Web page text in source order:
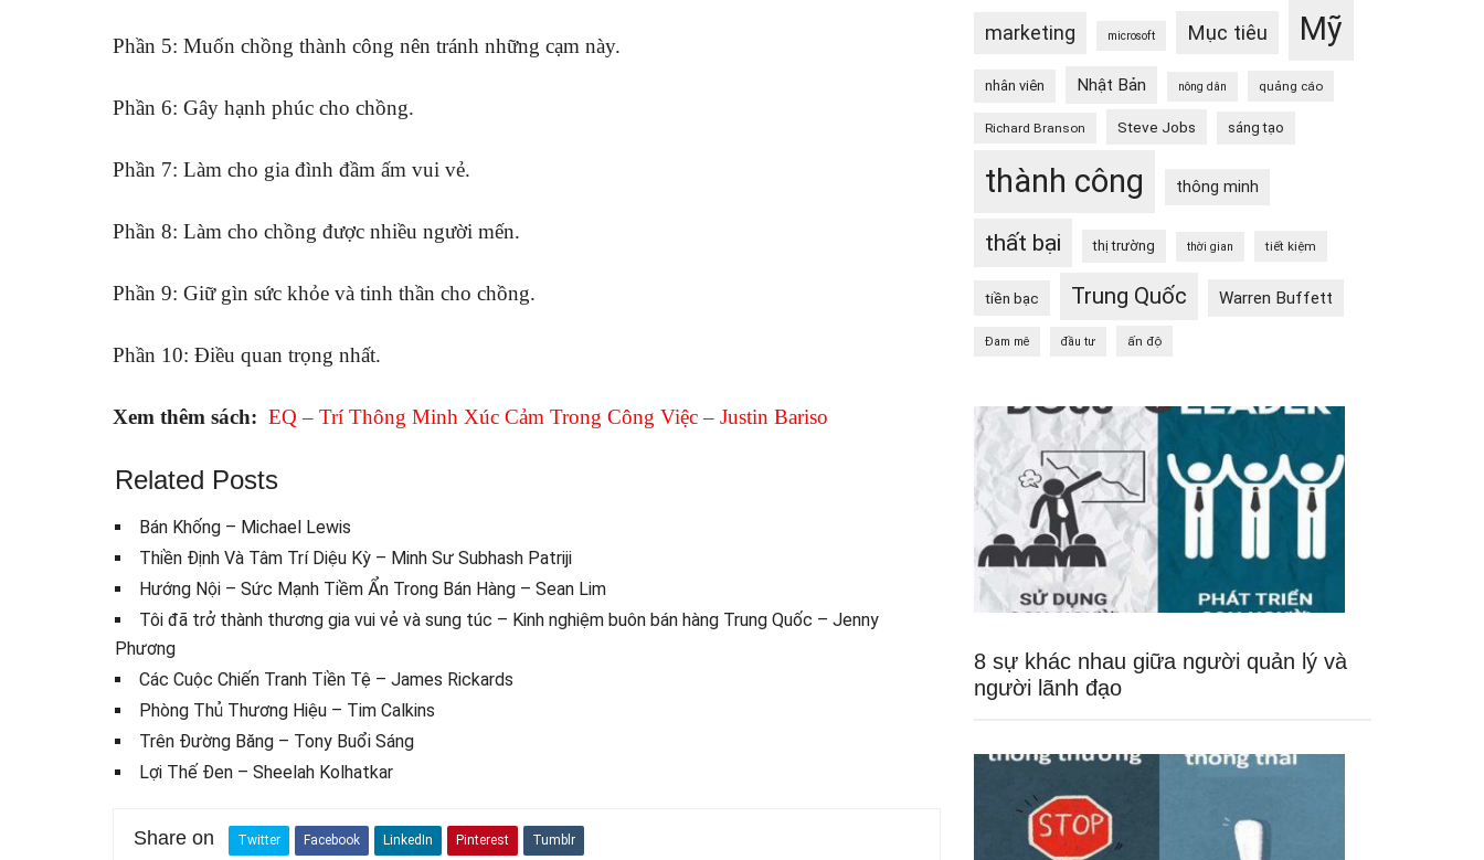
Phần 5: Muốn chồng thành công nên tránh những cạm này.
Phần 6: Gây hạnh phúc cho chồng.
Phần 7: Làm cho gia đình đầm ấm vui vẻ.
Phần 8: Làm cho chồng được nhiều người mến.
Phần 9: Giữ gìn sức khỏe và tinh thần cho chồng.
Phần 10: Điều quan trọng nhất.
Xem thêm sách: EQ – Trí Thông Minh Xúc Cảm Trong Công Việc – Justin Bariso
Related Posts
Bán Khống – Michael Lewis
Thiền Định Và Tâm Trí Diệu Kỳ – Minh Sư Subhash Patriji
Hướng Nội – Sức Mạnh Tiềm Ẩn Trong Bán Hàng – Sean Lim
Tôi đã trở thành thương gia vui vẻ và sung túc – Kinh nghiệm buôn bán hàng Trung Quốc – Jenny
Phương
Các Cuộc Chiến Tranh Tiền Tệ – James Rickards
Phòng Thủ Thương Hiệu – Tim Calkins
Trên Đường Băng – Tony Buổi Sáng
Lợi Thế Đen – Sheelah Kolhatkar
Share on Twitter Facebook LinkedIn Pinterest Tumblr
marketing microsoft Mục tiêu Mỹ
nhân viên Nhật Bản nông dân quảng cáo
Richard Branson Steve Jobs sáng tạo
thành công thông minh
thất bại thị trường thời gian tiết kiệm
tiền bạc Trung Quốc Warren Buffett
Đam mê đầu tư ấn độ
8 sự khác nhau giữa người quản lý và
người lãnh đạo